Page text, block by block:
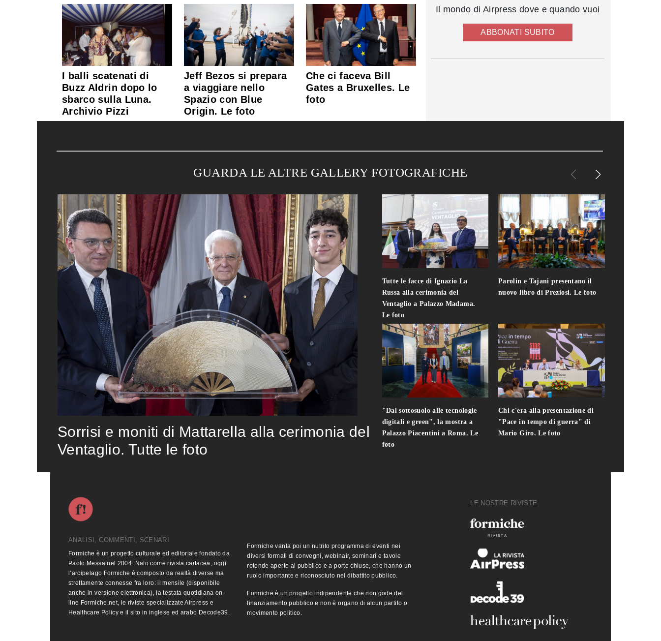
I balli scatenati di
Buzz Aldrin dopo lo
sbarco sulla Luna.
Archivio Pizzi
Jeff Bezos si prepara
a viaggiare nello
Spazio con Blue
Origin. Le foto
Che ci faceva Bill
Gates a Bruxelles. Le
foto
Il mondo di Airpress dove e quando vuoi
ABBONATI SUBITO
GUARDA LE ALTRE GALLERY FOTOGRAFICHE
Sorrisi e moniti di Mattarella alla cerimonia del
Ventaglio. Tutte le foto
Tutte le facce di Ignazio La
Russa alla cerimonia del
Ventaglio a Palazzo Madama.
Le foto
"Dal sottosuolo alle tecnologie
digitali e green", la mostra a
Palazzo Piacentini a Roma. Le
foto
Parolin e Tajani presentano il
nuovo libro di Preziosi. Le foto
Chi c'era alla presentazione di
"Pace in tempo di guerra" di
Mario Giro. Le foto
ANALISI, COMMENTI, SCENARI
Formiche è un progetto culturale ed editoriale fondato da
Paolo Messa nel 2004. Nato come rivista cartacea, oggi
l’arcipelago Formiche è composto da realtà diverse ma
strettamente connesse fra loro: il mensile (disponibile
anche in versione elettronica), la testata quotidiana on-
line Formiche.net, le riviste specializzate Airpress e
Healthcare Policy e il sito in inglese ed arabo Decode39.
Formiche vanta poi un nutrito programma di eventi nei
diversi formati di convegni, webinair, seminari e tavole
rotonde aperte al pubblico e a porte chiuse, che hanno un
ruolo importante e riconosciuto nel dibattito pubblico.
Formiche è un progetto indipendente che non gode del
finanziamento pubblico e non è organo di alcun partito o
movimento politico.
LE NOSTRE RIVISTE